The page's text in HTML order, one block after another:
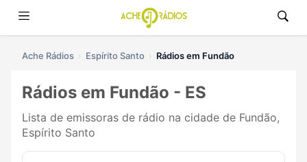
Ache Rádios Espírito Santo Rádios em Fundão
Rádios em Fundão - ES
Lista de emissoras de rádio na cidade de Fundão,
Espírito Santo